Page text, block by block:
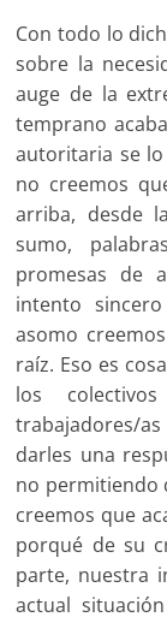
Con todo lo
sobre la
auge de la
temprano
autoritaria se
no creemos
arriba, desde
sumo,
promesas de
intento
asomo
raíz. Eso es
los
trabajadores/
darles una
no permitiendo
creemos que
porqué de su
parte, nuestra
actual